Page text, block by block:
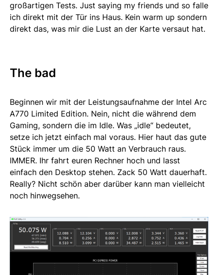
großartigen Tests. Just saying my friends und so falle
ich direkt mit der Tür ins Haus. Kein warm up sondern
direkt das, was mir die Lust an der Karte versaut hat.
The bad
Beginnen wir mit der Leistungsaufnahme der Intel Arc
A770 Limited Edition. Nein, nicht die während dem
Gaming, sondern die im Idle. Was „idle“ bedeutet,
setze ich jetzt einfach mal voraus. Hier haut das gute
Stück immer um die 50 Watt an Verbrauch raus.
IMMER. Ihr fahrt euren Rechner hoch und lasst
einfach den Desktop stehen. Zack 50 Watt dauerhaft.
Really? Nicht schön aber darüber kann man vielleicht
noch hinwegsehen.